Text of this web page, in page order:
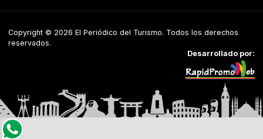
Copyright © 2026 El Periódico del Turismo. Todos los derechos
reservados.
Desarrollado por: